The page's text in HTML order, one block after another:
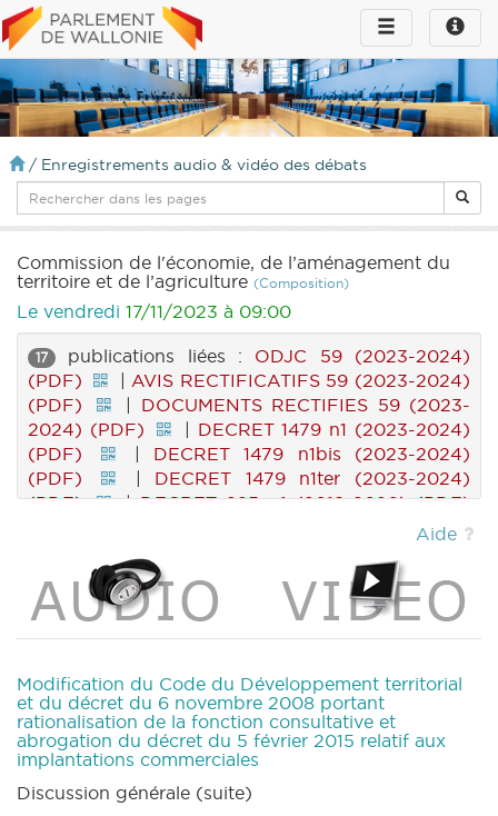
Toggle
infos
Toggle
navigation
/ Enregistrements audio & vidéo des débats
Commission de l'économie, de l’aménagement du
territoire et de l’agriculture (Composition)
Le vendredi 17/11/2023 à 09:00
17 publications liées : ODJC 59 (2023-2024)
(PDF)
|AVIS RECTIFICATIFS 59 (2023-2024)
(PDF)
| DOCUMENTS RECTIFIES 59 (2023-
2024) (PDF)
| DECRET 1479 n1 (2023-2024)
(PDF)
| DECRET 1479 n1bis (2023-2024)
(PDF)
| DECRET 1479 n1ter (2023-2024)
(PDF)
|DECRET 225 n1 (2019-2020) (PDF)
DECRET 225 n1bis (2019-2020) (PDF)
|
848 n1 (2021-2022) (PDF)
| DECRET 848 n2
(2021-2022) (PDF)
DECRET 848 n3 (2021-
2022) (PDF)
|DECRET 927 n1 (2021-2022)
|
CRIC 46 (2023-2024) (PDF) |
BT 59
(2023-2024) (PDF)
|CRAC 46 (2023-2024)
(PDF)
|
Aide
Modification du Code du Développement territorial
et du décret du 6 novembre 2008 portant
rationalisation de la fonction consultative et
abrogation du décret du 5 février 2015 relatif aux
implantations commerciales
Discussion générale (suite)